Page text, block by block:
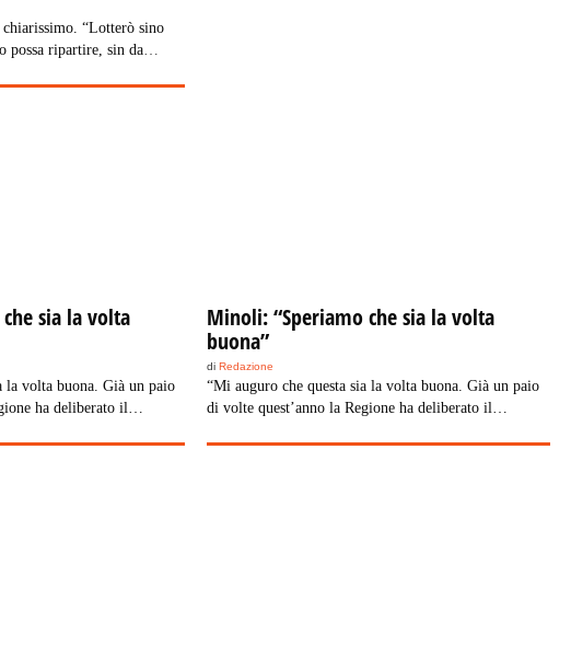
“Lotterò sino
possa ripartire, sin da
sia la volta
la volta buona. Già un paio
ha deliberato il
quindi, non è mai
Minoli: “Speriamo che sia la volta
buona”
diRedazione
“Mi auguro che questa sia la volta buona. Già un paio
di volte quest’anno la Regione ha deliberato il
voce di bilancio. La convenzione, quindi, non è mai